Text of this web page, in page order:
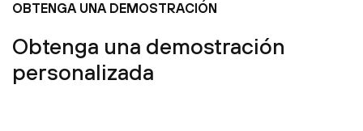
OBTENGA UNA DEMOSTRACIÓN
Obtenga una demostración
personalizada